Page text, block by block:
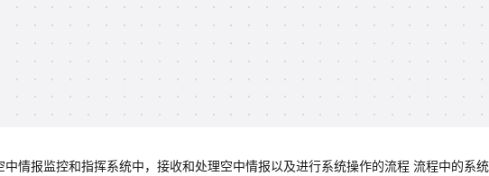
情报监控和指挥系统中，接收和处理空中情报以及进行系统操作的流程 流程中的系